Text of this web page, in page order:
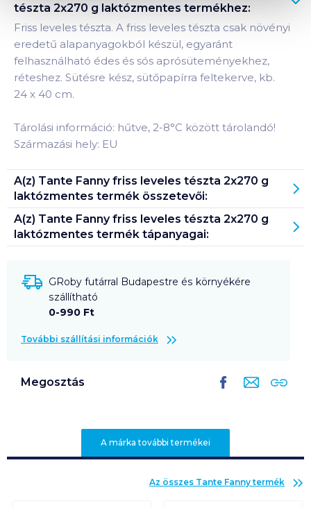
tészta 2x270 g laktózmentes termékhez:
Friss leveles tészta. A friss leveles tészta csak növényi
eredetű alapanyagokból készül, egyaránt
felhasználható édes és sós aprósüteményekhez,
réteshez. Sütésre kész, sütőpapírra feltekerve, kb.
24 x 40 cm.
Tárolási információ: hűtve, 2-8°C között tárolandó!
Származási hely: EU
A(z) Tante Fanny friss leveles tészta 2x270 g
laktózmentes termék összetevői:
A(z) Tante Fanny friss leveles tészta 2x270 g
laktózmentes termék tápanyagai:
GRoby futárral Budapestre és környékére
szállítható
0-990 Ft
További szállítási információk
Megosztás
A márka további termékei
Az összes Tante Fanny termék